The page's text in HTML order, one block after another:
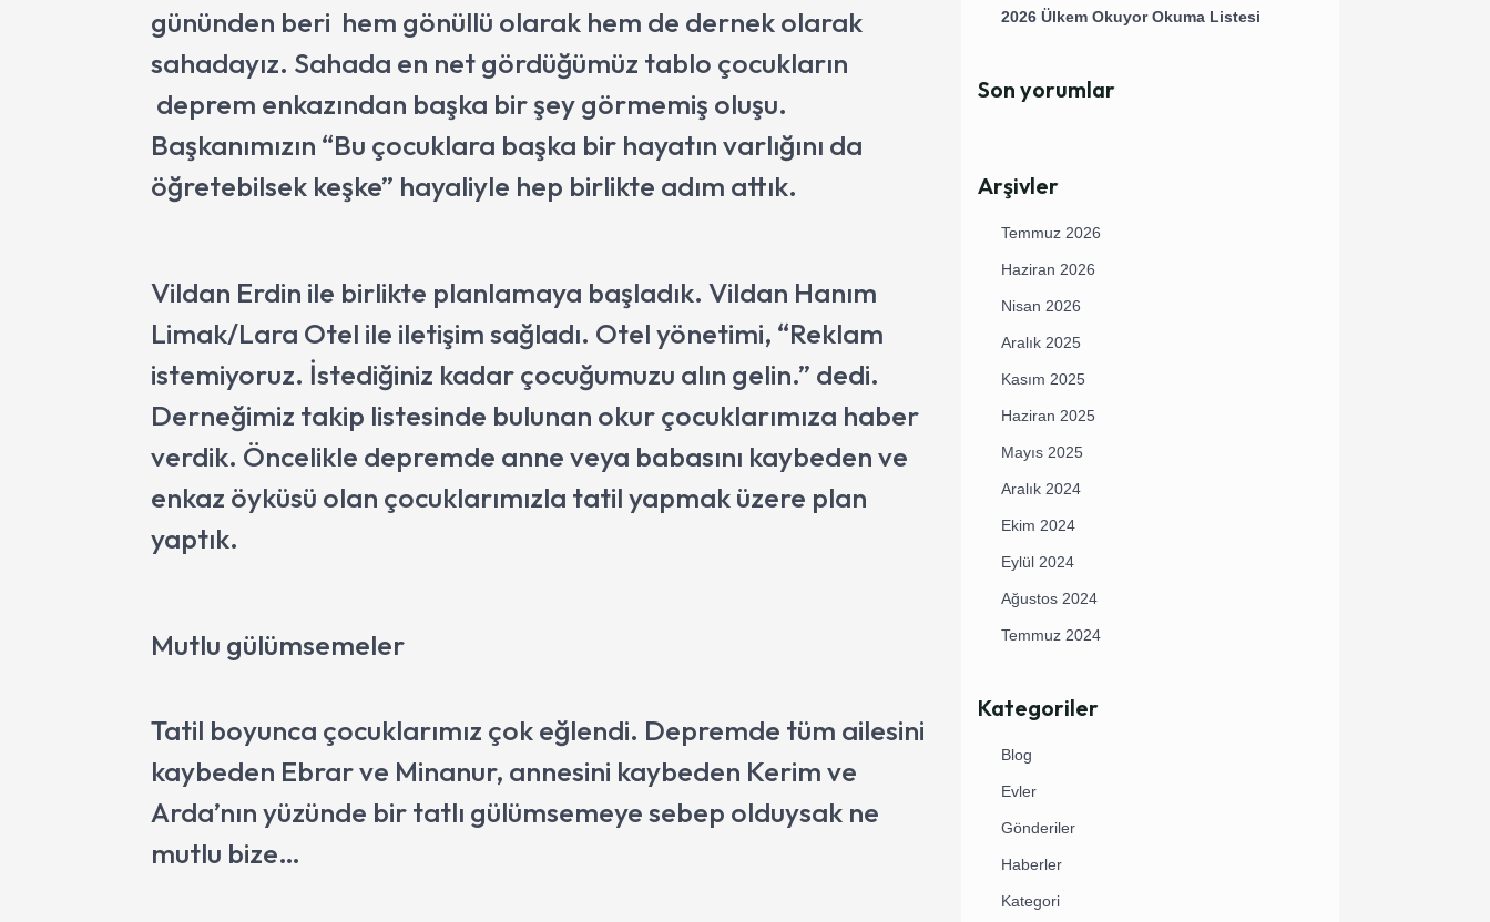
gününden beri hem gönüllü olarak hem de dernek olarak
sahadayız. Sahada en net gördüğümüz tablo çocukların
deprem enkazından başka bir şey görmemiş oluşu.
Başkanımızın “Bu çocuklara başka bir hayatın varlığını da
öğretebilsek keşke” hayaliyle hep birlikte adım attık.
Vildan Erdin ile birlikte planlamaya başladık. Vildan Hanım
Limak/Lara Otel ile iletişim sağladı. Otel yönetimi, “Reklam
istemiyoruz. İstediğiniz kadar çocuğumuzu alın gelin.” dedi.
Derneğimiz takip listesinde bulunan okur çocuklarımıza haber
verdik. Öncelikle depremde anne veya babasını kaybeden ve
enkaz öyküsü olan çocuklarımızla tatil yapmak üzere plan
yaptık.
Mutlu gülümsemeler
Tatil boyunca çocuklarımız çok eğlendi. Depremde tüm ailesini
kaybeden Ebrar ve Minanur, annesini kaybeden Kerim ve
Arda’nın yüzünde bir tatlı gülümsemeye sebep olduysak ne
mutlu bize…
2026 Ülkem Okuyor Okuma Listesi
Son yorumlar
Arşivler
Temmuz 2026
Haziran 2026
Nisan 2026
Aralık 2025
Kasım 2025
Haziran 2025
Mayıs 2025
Aralık 2024
Ekim 2024
Eylül 2024
Ağustos 2024
Temmuz 2024
Kategoriler
Blog
Evler
Gönderiler
Haberler
Kategori